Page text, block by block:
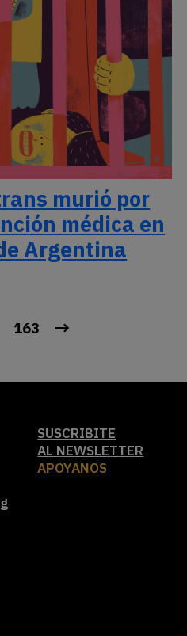
murió por
médica en
Argentina
163
SUSCRIBITE
AL NEWSLETTER
APOYANOS